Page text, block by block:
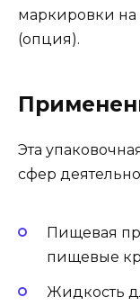
маркировки на
(опция).
Эта
сфер
Пищевая
пищевые
Жидкость